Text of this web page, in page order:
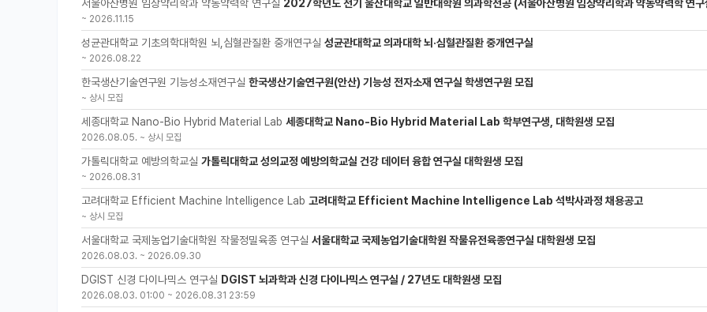
서울아산병원 임상약리학과 약동약력학 연구실 2027학년도 전기 울산대학교 일반대학원 의과학전공 (서울아산병원 임상약리학과 약동약력학 연구실) 대학원생
~ 2026.11.15
성균관대학교 기초의학대학원 뇌,심혈관질환 중개연구실 성균관대학교 의과대학 뇌·심혈관질환 중개연구실
~ 2026.08.22
한국생산기술연구원 기능성소재연구실 한국생산기술연구원(안산) 기능성 전자소재 연구실 학생연구원 모집
~ 상시 모집
세종대학교 Nano-Bio Hybrid Material Lab 세종대학교 Nano-Bio Hybrid Material Lab 학부연구생, 대학원생 모집
2026.08.05. ~ 상시 모집
가톨릭대학교 예방의학교실 가톨릭대학교 성의교정 예방의학교실 건강 데이터 융합 연구실 대학원생 모집
~ 2026.08.31
고려대학교 Efficient Machine Intelligence Lab 고려대학교 Efficient Machine Intelligence Lab 석박사과정 채용공고
~ 상시 모집
서울대학교 국제농업기술대학원 작물정밀육종 연구실 서울대학교 국제농업기술대학원 작물유전육종연구실 대학원생 모집
2026.08.03. ~ 2026.09.30
DGIST 신경 다이나믹스 연구실 DGIST 뇌과학과 신경 다이나믹스 연구실 / 27년도 대학원생 모집
2026.08.03. 01:00 ~ 2026.08.31 23:59